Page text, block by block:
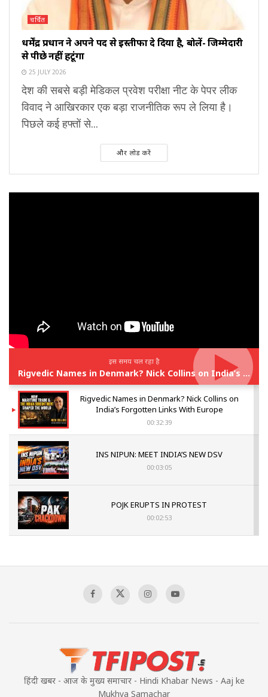
चर्चित
धर्मेंद्र प्रधान ने अपने पद से इस्तीफा दे दिया है, बोलें- जिम्मेदारी
से पीछे नहीं हटूंगा
25 JULY 2026
देश की सबसे बड़ी मेडिकल प्रवेश परीक्षा नीट के पेपर लीक
विवाद ने आखिरकार एक बड़ा राजनीतिक रूप ले लिया है।
पिछले कई हफ्तों से...
और लोड करें
इस समय चल रहा है
Rigvedic Names in Denmark? Nick Collins on India’s Forgotten Links With Europe
Rigvedic Names in Denmark? Nick Collins on
India’s Forgotten Links With Europe
00:32:39
INS NIPUN: MEET INDIA’S NEW DSV
00:03:05
POJK ERUPTS IN PROTEST
00:02:53
Sagar
हिंदी खबर - आज के मुख्य समाचार - Hindi Khabar News - Aaj ke
Mukhya Samachar